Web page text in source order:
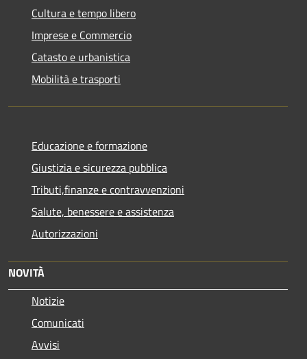
Cultura e tempo libero
Imprese e Commercio
Catasto e urbanistica
Mobilità e trasporti
Educazione e formazione
Giustizia e sicurezza pubblica
Tributi,finanze e contravvenzioni
Salute, benessere e assistenza
Autorizzazioni
NOVITÀ
Notizie
Comunicati
Avvisi